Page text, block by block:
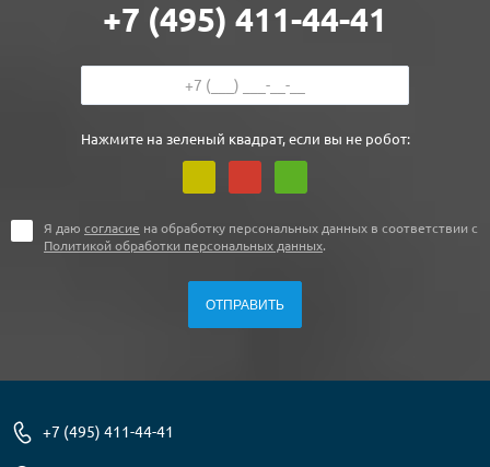
+7 (495) 411-44-41
Нажмите на зеленый квадрат, если вы не робот:
Я даю согласие на обработку персональных данных в соответствии с
Политикой обработки персональных данных.
+7 (495) 411-44-41